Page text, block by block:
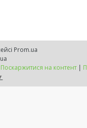
Prom.ua
Поскаржитися на контент |